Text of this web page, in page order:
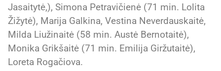
Jasaitytė,), Simona Petravičienė (71 min. Lolita
Žižytė), Marija Galkina, Vestina Neverdauskaitė,
Milda Liužinaitė (58 min. Austė Bernotaitė),
Monika Grikšaitė (71 min. Emilija Giržutaitė),
Loreta Rogačiova.